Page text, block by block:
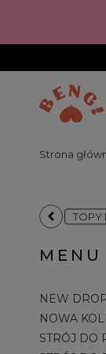
Strona
TOPY
MENU
NEW
NOWA
STRÓJ DO